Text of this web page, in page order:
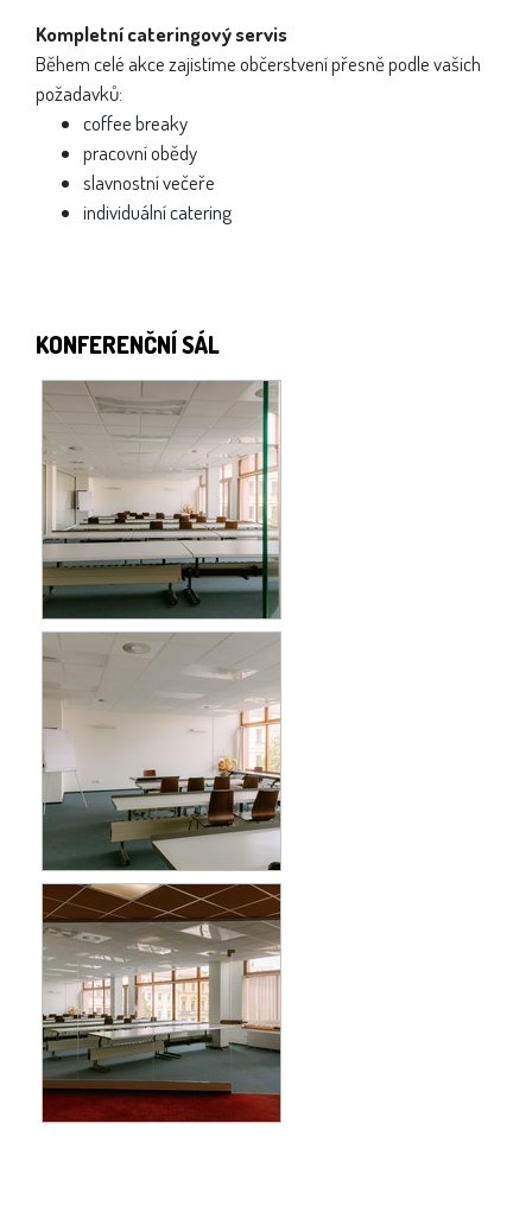
Kompletní cateringový servis
Během celé akce zajistíme občerstvení přesně podle vašich
požadavků:
coffee breaky
pracovní obědy
slavnostní večeře
individuální catering
KONFERENČNÍ SÁL